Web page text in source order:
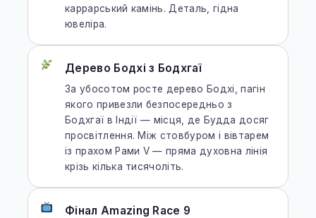
каррарський камінь. Деталь, гідна
ювеліра.
Дерево Бодхі з Бодхгаї
За убосотом росте дерево Бодхі, пагін
якого привезли безпосередньо з
Бодхгаї в Індії — місця, де Будда досяг
просвітлення. Між стовбуром і вівтарем
із прахом Рами V — пряма духовна лінія
крізь кілька тисячоліть.
Фінал Amazing Race 9